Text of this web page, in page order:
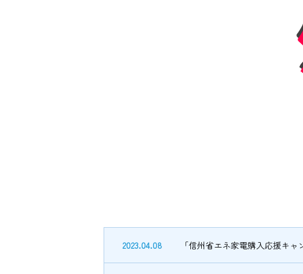
2023.04.08 「信州省エネ家電購入応援キャ